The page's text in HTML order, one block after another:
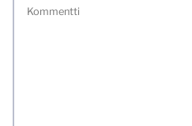
meiliosoitteen. Minua ja